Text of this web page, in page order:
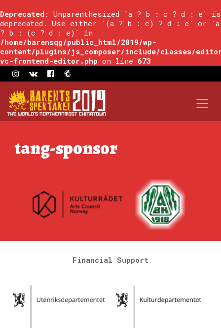
Deprecated : Unparenthesized `a ? b : c ? d : e` is
deprecated. Use either `(a ? b : c) ? d : e` or `a
? b : (c ? d : e)` in
/home/barensqg/public_html/2019/wp-
content/plugins/js_composer/include/classes/
vc-frontend-editor.php on line 673
tang-sponsor
Financial Support